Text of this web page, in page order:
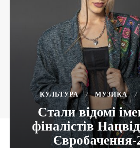
КУЛЬТУРА МУЗИКА
Стали відомі
фіналістів
Євробачення-